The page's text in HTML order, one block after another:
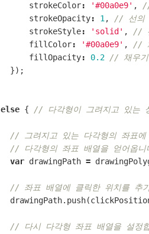
strokeColor: '#00a0e9' ,
strokeOpacity: 1 ,
// 선의
strokeStyle: 'solid' ,
//
fillColor: '#00a0e9' ,
//
fillOpacity: 0.2
// 채우기
});
else { // 다각형이 그려지고 있는
// 그려지고 있는 다각형의 좌표에
// 다각형의 좌표 배열을 얻어옵니
var drawingPath =
// 좌표 배열에 클릭한 위치를 추
drawingPath. push(
// 다시 다각형 좌표 배열을 설정